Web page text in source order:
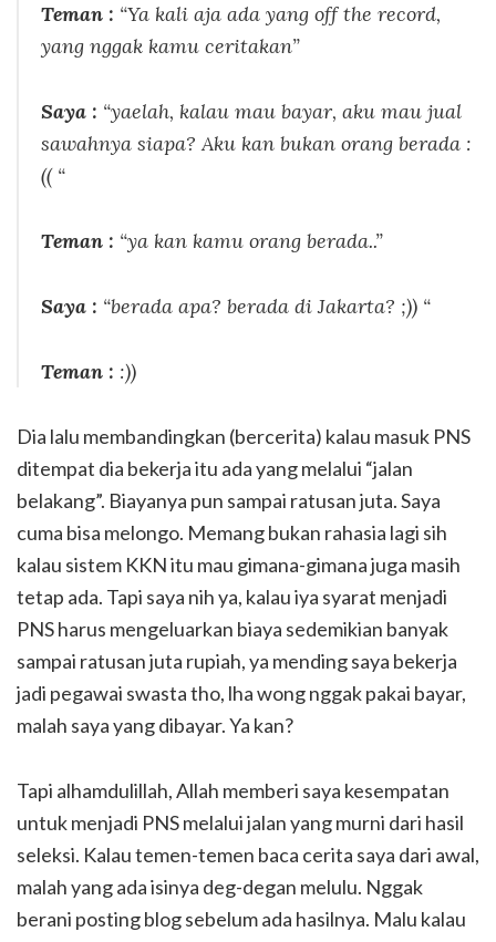
Teman : “Ya kali aja ada yang off the record,
yang nggak kamu ceritakan”
Saya : “yaelah, kalau mau bayar, aku mau jual
sawahnya siapa? Aku kan bukan orang berada :
(( “
Teman : “ya kan kamu orang berada..”
Saya : “berada apa? berada di Jakarta? ;)) “
Teman : :))
Dia lalu membandingkan (bercerita) kalau masuk PNS
ditempat dia bekerja itu ada yang melalui “jalan
belakang”. Biayanya pun sampai ratusan juta. Saya
cuma bisa melongo. Memang bukan rahasia lagi sih
kalau sistem KKN itu mau gimana-gimana juga masih
tetap ada. Tapi saya nih ya, kalau iya syarat menjadi
PNS harus mengeluarkan biaya sedemikian banyak
sampai ratusan juta rupiah, ya mending saya bekerja
jadi pegawai swasta tho, lha wong nggak pakai bayar,
malah saya yang dibayar. Ya kan?
Tapi alhamdulillah, Allah memberi saya kesempatan
untuk menjadi PNS melalui jalan yang murni dari hasil
seleksi. Kalau temen-temen baca cerita saya dari awal,
malah yang ada isinya deg-degan melulu. Nggak
berani posting blog sebelum ada hasilnya. Malu kalau